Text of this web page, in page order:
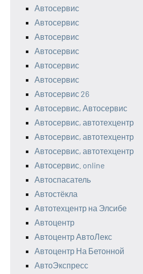
Автосервис
Автосервис
Автосервис
Автосервис
Автосервис
Автосервис
Автосервис 26
Автосервис, Автосервис
Автосервис, автотехцентр
Автосервис, автотехцентр
Автосервис, автотехцентр
Автосервис. online
Автоспасатель
Автостёкла
Автотехцентр на Элсибе
Автоцентр
Автоцентр АвтоЛекс
Автоцентр На Бетонной
АвтоЭкспресс